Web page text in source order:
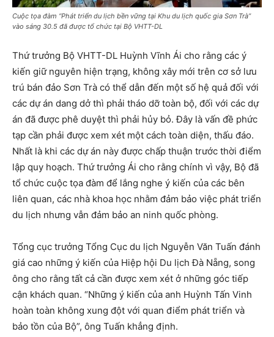
Cuộc tọa đàm “Phát triển du lịch bền vững tại Khu du lịch quốc gia Sơn Trà”
vào sáng 30.5 đã được tổ chức tại Bộ VHTT-DL
Thứ trưởng Bộ VHTT-DL Huỳnh Vĩnh Ái cho rằng các ý
kiến giữ nguyên hiện trạng, không xây mới trên cơ sở lưu
trú bán đảo Sơn Trà có thể dẫn đến một số hệ quả đối với
các dự án dang dở thì phải tháo dỡ toàn bộ, đối với các dự
án đã được phê duyệt thì phải hủy bỏ. Đây là vấn đề phức
tạp cần phải được xem xét một cách toàn diện, thấu đáo.
Nhất là khi các dự án này được chấp thuận trước thời điểm
lập quy hoạch. Thứ trưởng Ái cho rằng chính vì vậy, Bộ đã
tổ chức cuộc tọa đàm để lắng nghe ý kiến của các bên
liên quan, các nhà khoa học nhằm đảm bảo việc phát triển
du lịch nhưng vẫn đảm bảo an ninh quốc phòng.
Tổng cục trưởng Tổng Cục du lịch Nguyễn Văn Tuấn đánh
giá cao những ý kiến của Hiệp hội Du lịch Đà Nẵng, song
ông cho rằng tất cả cần được xem xét ở những góc tiếp
cận khách quan. “Những ý kiến của anh Huỳnh Tấn Vinh
hoàn toàn không xung đột với quan điểm phát triển và
bảo tồn của Bộ”, ông Tuấn khẳng định.